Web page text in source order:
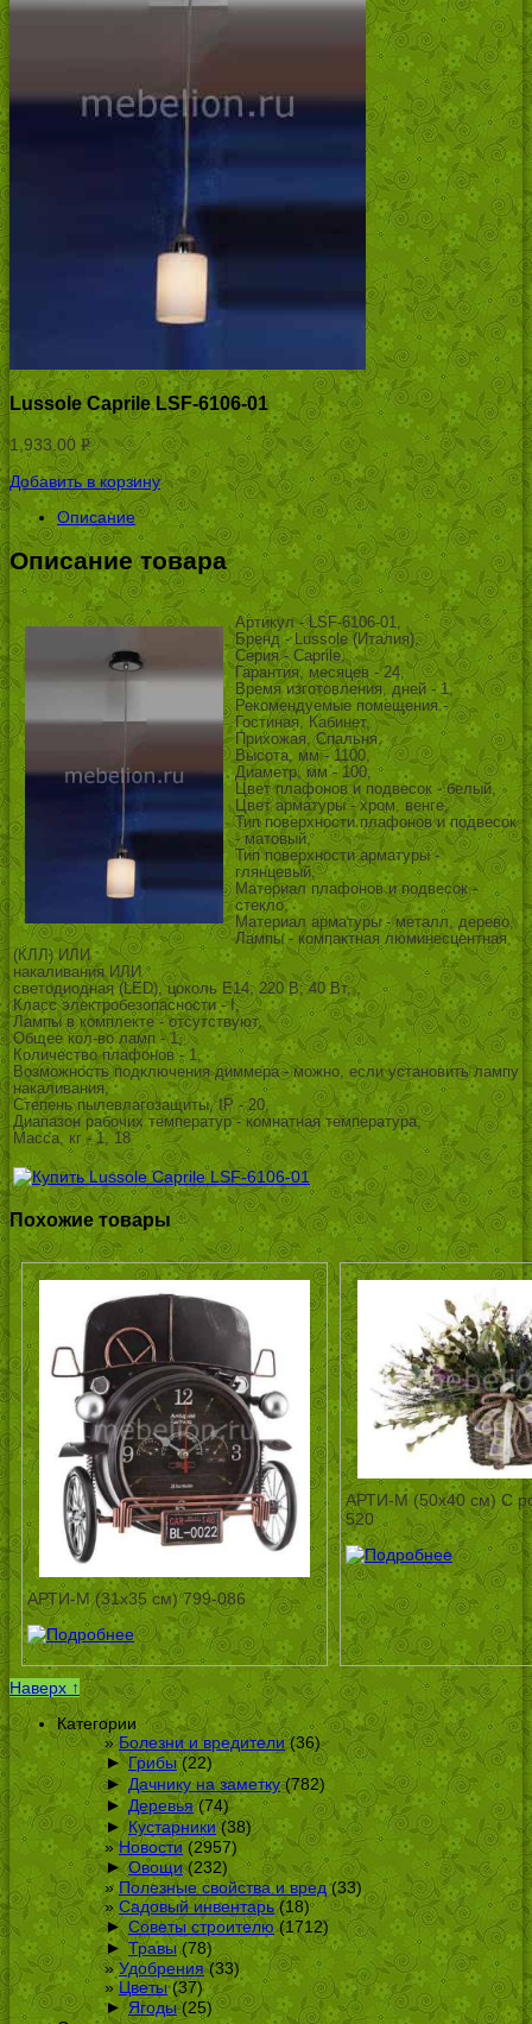
Lussole Caprile LSF-6106-01
1,933.00 Р
УБ.
Добавить в корзину
Описание
Описание товара
Артикул - LSF-6106-01,
Бренд - Lussole (Италия),
Серия - Caprile,
Гарантия, месяцев - 24,
Время изготовления, дней - 1,
Рекомендуемые помещения -
Гостиная, Кабинет,
Прихожая, Спальня,
Высота, мм - 1100,
Диаметр, мм - 100,
Цвет плафонов и подвесок - белый,
Цвет арматуры - хром, венге,
Тип поверхности плафонов и подвесок
- матовый,
Тип поверхности арматуры -
глянцевый,
Материал плафонов и подвесок -
стекло,
Материал арматуры - металл, дерево,
Лампы - компактная люминесцентная
(КЛЛ) ИЛИ
накаливания ИЛИ
светодиодная (LED), цоколь E14; 220 В; 40 Вт, ,
Класс электробезопасности - I,
Лампы в комплекте - отсутствуют,
Общее кол-во ламп - 1,
Количество плафонов - 1,
Возможность подключения диммера - можно, если установить лампу
накаливания,
Степень пылевлагозащиты, IP - 20,
Диапазон рабочих температур - комнатная температура,
Масса, кг - 1, 18
Похожие товары
АРТИ-М (31х35 см) 799-086
АРТИ-М (50х40 см) С
520
Наверх ↑
Категории
Болезни и вредители(36)
► Грибы(22)
► Дачнику на заметку(782)
► Деревья(74)
► Кустарники(38)
Новости(2957)
► Овощи(232)
Полезные свойства и вред(33)
Садовый инвентарь(18)
► Советы строителю(1712)
► Травы(78)
Удобрения(33)
Цветы(37)
► Ягоды(25)